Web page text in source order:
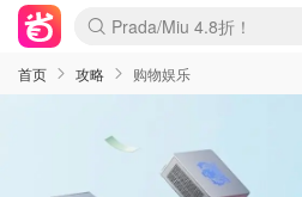
麦卢卡蜂蜜夏促！个位数！
Prada/Miu 4.8折！
啥？必胜客披萨5折！
首页 攻略 购物娱乐